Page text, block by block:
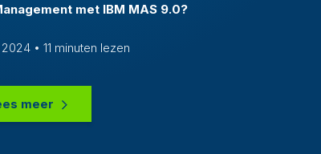
met IBM MAS 9.0?
• 11 minuten lezen
meer